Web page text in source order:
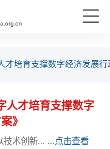
才培育支撑数字经济发展
人才培育支撑数字
》
技术创新... ...点击查看